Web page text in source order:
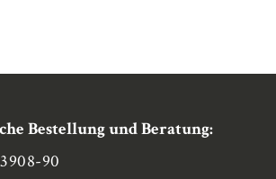
Bestellung und Beratung:
90